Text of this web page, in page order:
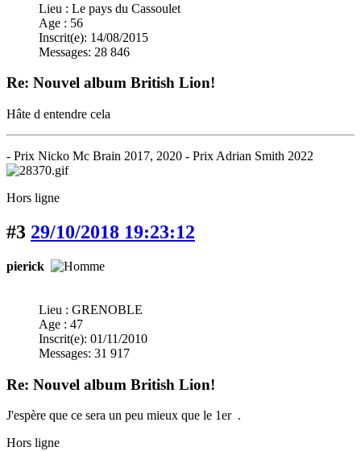
Lieu : Le pays du Cassoulet
Age : 56
Inscrit(e): 14/08/2015
Messages: 28 846
Re: Nouvel album British Lion!
Hâte d entendre cela
- Prix Nicko Mc Brain 2017, 2020 - Prix Adrian Smith 2022
Hors ligne
#3 29/10/2018 19:23:12
pierick
Lieu : GRENOBLE
Age : 47
Inscrit(e): 01/11/2010
Messages: 31 917
Re: Nouvel album British Lion!
J'espère que ce sera un peu mieux que le 1er .
Hors ligne